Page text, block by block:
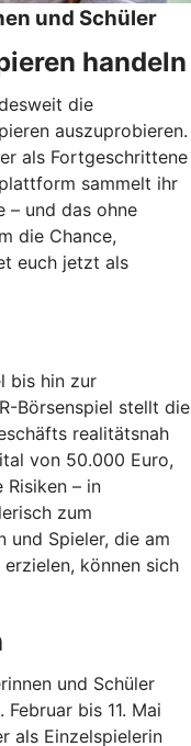
und Schüler
handeln
die
auszuprobieren.
als Fortgeschrittene
sammelt ihr
– und das ohne
die Chance,
euch jetzt als
bis hin zur
Börsenspiel stellt die
realitätsnah
von 50.000 Euro,
Risiken – in
zum
und Spieler, die am
können sich
und Schüler
bis 11. Mai
als Einzelspielerin